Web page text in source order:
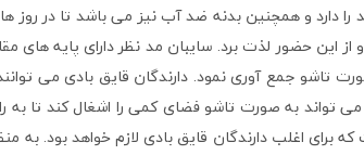
را دارد و همچنین بدنه ضد آب نیز می باشد تا در
این حضور لذت برد. سایبان مد نظر دارای پایه
تاشو جمع آوری نمود. دارندگان قایق بادی می
به صورت تاشو فضای کمی را اشغال کند تا به
اغلب دارندگان قایق بادی لازم خواهد بود. به منظور